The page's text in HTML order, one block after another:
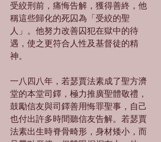
受絞刑前，痛悔告解，獲得善終，他
稱這些歸化的死囚為「受絞的聖
人」。他努力改善囚犯在獄中的待
遇，使之更符合人性及基督徒的精
神。
一八四八年，若瑟賈法素成了聖方濟
堂的本堂司鐸，極力推廣聖體敬禮，
鼓勵信友與司鐸善用悔罪聖事，自己
也付出許多時間聽信友告解。若瑟賈
法素出生時脊骨畸形，身材矮小，而